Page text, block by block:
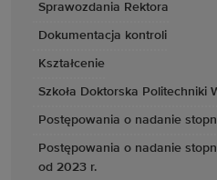
Sprawozdania Rektora
Dokumentacja kontroli
Kształcenie
Szkoła Doktorska Politechniki
Postępowania o nadanie
Postępowania o nadanie
od 2023 r.